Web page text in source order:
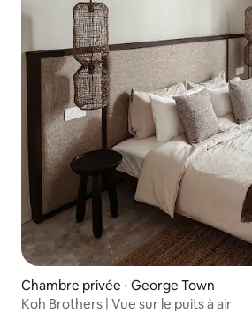
Chambre privée ⋅ George Town
Koh Brothers | Vue sur le puits à air